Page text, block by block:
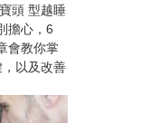
頭 型越睡
擔心，6
會教你掌
以及改善